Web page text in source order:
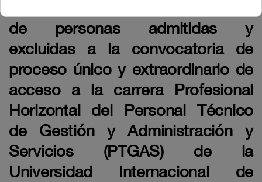
de personas admitidas y
excluidas a la convocatoria de
proceso único y extraordinario de
acceso a la carrera Profesional
Horizontal del Personal Técnico
de Gestión y Administración y
Servicios (PTGAS) de la
Universidad Internacional de